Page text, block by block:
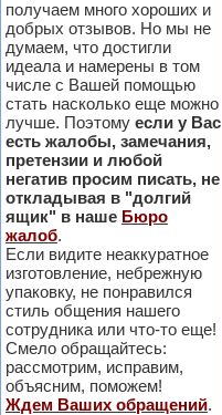
получаем много хороших и
добрых отзывов. Но мы не
думаем, что достигли
идеала и намерены в том
числе с Вашей помощью
стать насколько еще можно
лучше. Поэтому если у Вас
есть жалобы, замечания,
претензии и любой
негатив просим писать, не
откладывая в "долгий
ящик" в наше Бюро
жалоб.
Если видите неаккуратное
изготовление, небрежную
упаковку, не понравился
стиль общения нашего
сотрудника или что-то еще!
Смело обращайтесь:
рассмотрим, исправим,
объясним, поможем!
Ждем Ваших обращений.